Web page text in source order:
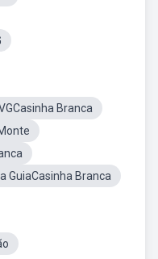
Branca
GuiaCasinha Branca